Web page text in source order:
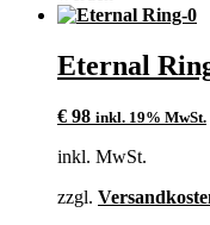
Eternal
€ 98 inkl. 19% MwSt.
inkl. MwSt.
zzgl.